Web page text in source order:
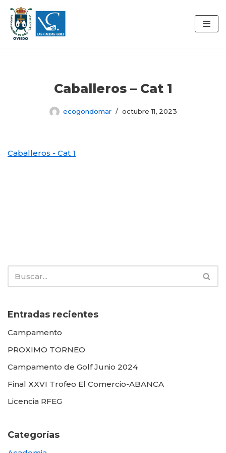
Saltar
al
Caballeros – Cat 1
ecogondomar octubre 11, 2023
Caballeros - Cat 1
Entradas recientes
Campamento
PROXIMO TORNEO
Campamento de Golf Junio 2024
Final XXVI Trofeo El Comercio-ABANCA
Licencia RFEG
Categorías